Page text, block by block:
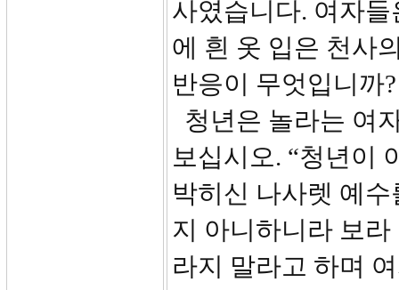
사였습니다. 여자
에 흰 옷 입은 천사
반응이 무엇입니까
청년은 놀라는 여
보십시오. “청년이
박히신 나사렛 예
지 아니하니라 보
라지 말라고 하며